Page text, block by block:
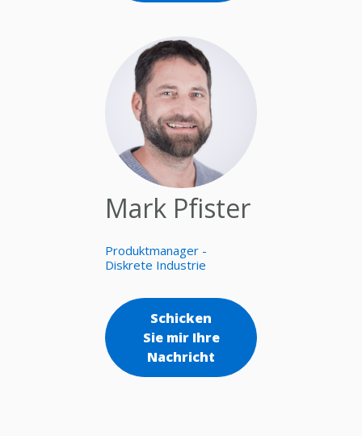
Mark Pfister
Produktmanager -
Diskrete Industrie
Schicken
Sie mir Ihre
Nachricht